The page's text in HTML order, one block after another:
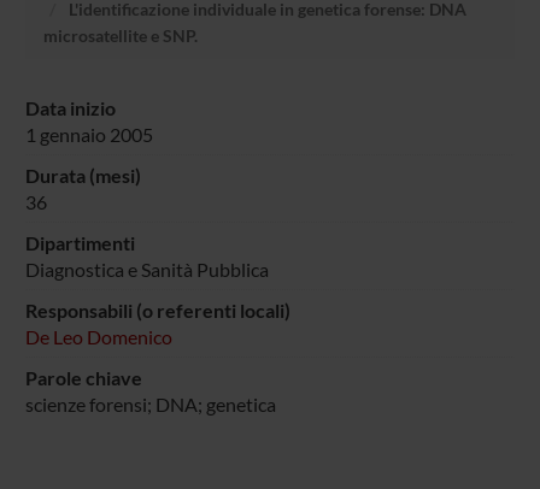
L'identificazione individuale in genetica forense: DNA
microsatellite e SNP.
Data inizio
1 gennaio 2005
Durata (mesi)
36
Dipartimenti
Diagnostica e Sanità Pubblica
Responsabili (o referenti locali)
De Leo Domenico
Parole chiave
scienze forensi; DNA; genetica